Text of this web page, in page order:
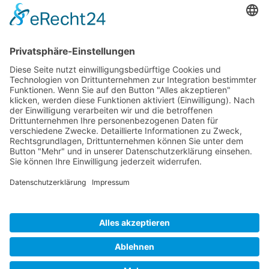
addieren Sie 3 und 8.
Ich habe dieDatenschutzerklärung
gelesen und akzeptiere*
* Pflichtfelder
WERDEN SIEBVK-MITGLIED!
Profitieren Sie von exklusiven Masterclasses,
wertvollem Networking und umfassender